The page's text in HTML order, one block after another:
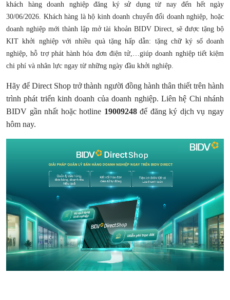
khách hàng doanh nghiệp đăng ký sử dụng từ nay đến hết ngày
30/06/2026. Khách hàng là hộ kinh doanh chuyển đổi doanh nghiệp, hoặc
doanh nghiệp mới thành lập mở tài khoản BIDV Direct, sẽ được tặng bộ
KIT khởi nghiệp với nhiều quà tặng hấp dẫn: tặng chữ ký số doanh
nghiệp, hỗ trợ phát hành hóa đơn điện tử,…giúp doanh nghiệp tiết kiệm
chi phí và nhân lực ngay từ những ngày đầu khởi nghiệp.
Hãy để Direct Shop trở thành người đồng hành thân thiết trên hành
trình phát triển kinh doanh của doanh nghiệp. Liên hệ Chi nhánh
BIDV gần nhất hoặc hotline 19009248để đăng ký dịch vụ ngay
hôm nay.